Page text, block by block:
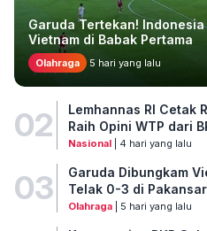
Garuda Tertekan!
Vietnam di Babak Pertama
Olahraga 5 hari yang lalu
02
Lemhannas RI Cetak
Raih Opini WTP dari
Nasional| 4 hari yang lalu
03
Garuda Dibungkam
Telak 0-3 di
Olahraga| 5 hari yang lalu